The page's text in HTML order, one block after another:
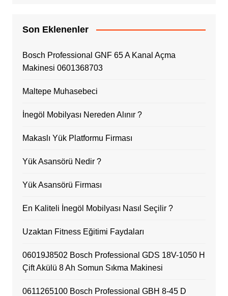
Son Eklenenler
Bosch Professional GNF 65 A Kanal Açma
Makinesi 0601368703
Maltepe Muhasebeci
İnegöl Mobilyası Nereden Alınır ?
Makaslı Yük Platformu Firması
Yük Asansörü Nedir ?
Yük Asansörü Firması
En Kaliteli İnegöl Mobilyası Nasıl Seçilir ?
Uzaktan Fitness Eğitimi Faydaları
06019J8502 Bosch Professional GDS 18V-1050 H
Çift Akülü 8 Ah Somun Sıkma Makinesi
0611265100 Bosch Professional GBH 8-45 D